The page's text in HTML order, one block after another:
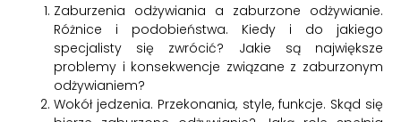
Zaburzenia odżywiania a zaburzone odżywianie.
Różnice i podobieństwa. Kiedy i do jakiego
specjalisty się zwrócić? Jakie są największe
problemy i konsekwencje związane z zaburzonym
odżywianiem?
Wokół jedzenia. Przekonania, style, funkcje. Skąd się